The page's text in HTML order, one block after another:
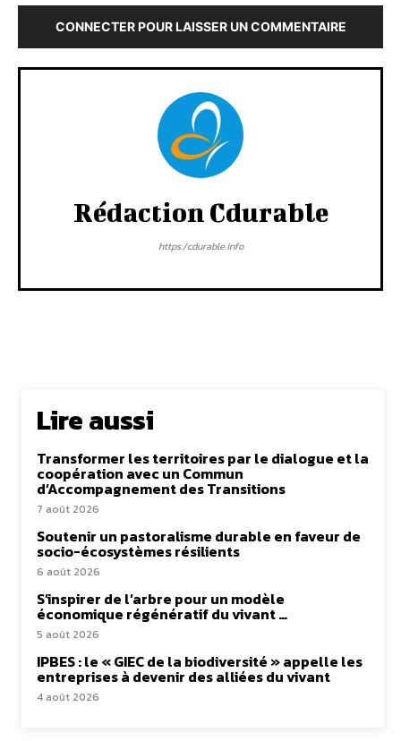
CONNECTER POUR LAISSER UN COMMENTAIRE
Rédaction Cdurable
https:/cdurable.info
Lire aussi
Transformer les territoires par le dialogue et la
coopération avec un Commun
d’Accompagnement des Transitions
7 août 2026
Soutenir un pastoralisme durable en faveur de
socio-écosystèmes résilients
6 août 2026
S’inspirer de l’arbre pour un modèle
économique régénératif du vivant …
5 août 2026
IPBES : le « GIEC de la biodiversité » appelle les
entreprises à devenir des alliées du vivant
4 août 2026